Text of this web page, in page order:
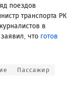
поездов
транспорта РК
в
что готов
Пассажир